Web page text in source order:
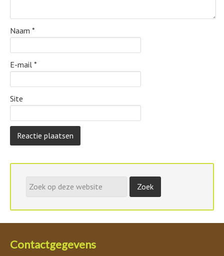
Naam *
E-mail *
Site
Contactgegevens